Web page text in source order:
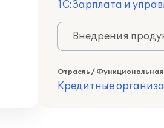
1С:Зарплата и
Внедрения
Отрасль /
Кредитные